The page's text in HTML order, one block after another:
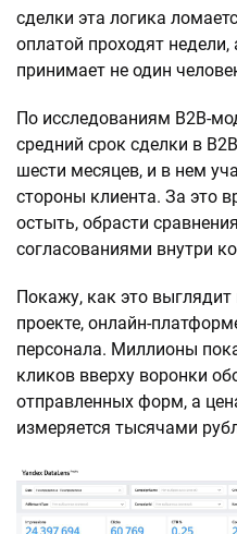
сделки эта логика
оплатой проходят
принимает не один
По исследованиям B2B-
средний срок сделки в
шести месяцев, и в нем
стороны клиента. За это
остыть, обрасти
согласованиями внутри
Покажу, как это
проекте, онлайн-
персонала. Миллионы
кликов вверху воронки
отправленных форм, а
измеряется тысячами